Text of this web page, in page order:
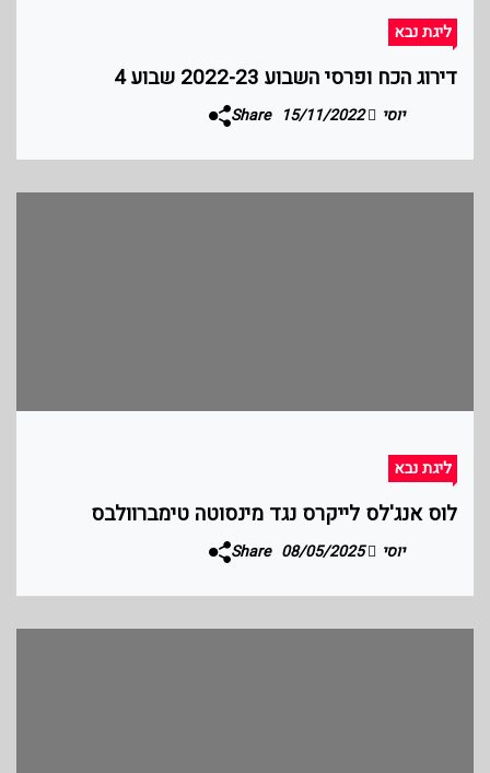
ליגת נבא
דירוג הכח ופרסי השבוע 2022-23 שבוע 4
יוסי 15/11/2022
Share
ליגת נבא
לוס אנג'לס לייקרס נגד מינסוטה טימברוולבס
יוסי 08/05/2025
Share